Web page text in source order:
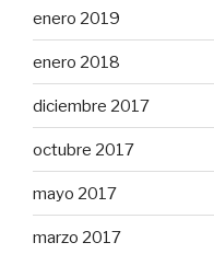
enero 2019
enero 2018
diciembre 2017
octubre 2017
mayo 2017
marzo 2017